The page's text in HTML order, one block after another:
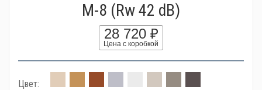
М-8 (Rw 42 dB)
28 720 ₽
Цена с коробкой
Цвет: